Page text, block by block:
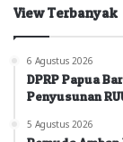
View Terbanyak
6 Agustus 2026
DPRP Papua
Penyusunan
5 Agustus 2026